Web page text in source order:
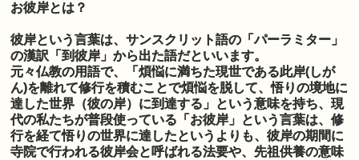
お彼岸とは？
彼岸という言葉は、サンスクリット語の「パーラミター」
の漢訳「到彼岸」から出た語だといいます。
元々仏教の用語で、「煩悩に満ちた現世である此岸(しが
ん)を離れて修行を積むことで煩悩を脱して、悟りの境地に
達した世界（彼の岸）に到達する」という意味を持ち、現
代の私たちが普段使っている「お彼岸」という言葉は、修
行を経て悟りの世界に達したというよりも、彼岸の期間に
寺院で行われる彼岸会と呼ばれる法要や、先祖供養の意味